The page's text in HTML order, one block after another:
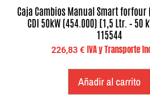
Caja Cambios Manual Smart forfour
CDI 50kW (454.000) [1,5 Ltr. – 50
115544
226,83€ IVA y Transporte
Añadir al carrito